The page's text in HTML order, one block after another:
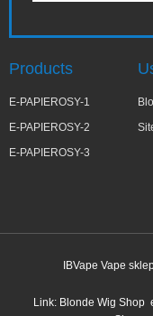
Products
E-PAPIEROSY-1
E-PAPIEROSY-2
E-PAPIEROSY-3
IBVape Vape
Link: Blonde Wig Shop